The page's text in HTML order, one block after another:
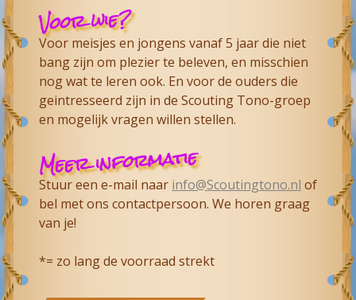
Voor wie?
Voor meisjes en jongens vanaf 5 jaar die niet
bang zijn om plezier te beleven, en misschien
nog wat te leren ook. En voor de ouders die
geintresseerd zijn in de Scouting Tono-groep
en mogelijk vragen willen stellen.
Meer informatie
Stuur een e-mail naar info@Scoutingtono.nl of
bel met ons contactpersoon. We horen graag
van je!
*= zo lang de voorraad strekt